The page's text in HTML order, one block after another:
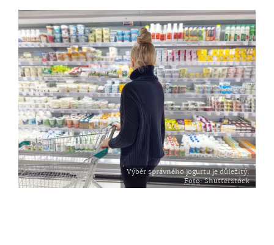
Výběr správného jogurtu je důležitý.
Foto: Shutterstock